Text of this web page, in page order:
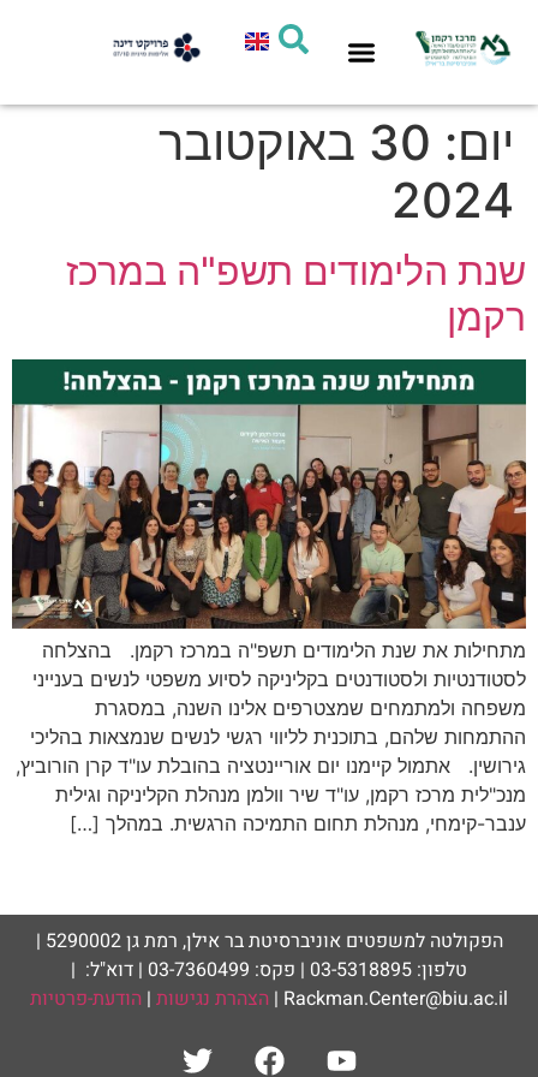
יום:
30 באוקטובר
2024
שנת הלימודים תשפ"ה במרכז
רקמן
מתחילות את שנת הלימודים תשפ"ה במרכז רקמן. בהצלחה
לסטודנטיות ולסטודנטים בקליניקה לסיוע משפטי לנשים בענייני
משפחה ולמתמחים שמצטרפים אלינו השנה, במסגרת
ההתמחות שלהם, בתוכנית לליווי רגשי לנשים שנמצאות בהליכי
גירושין. אתמול קיימנו יום אוריינטציה בהובלת עו"ד קרן הורוביץ,
מנכ"לית מרכז רקמן, עו"ד שיר וולמן מנהלת הקליניקה וגילית
ענבר-קימחי, מנהלת תחום התמיכה הרגשית. במהלך […]
הפקולטה למשפטים אוניברסיטת בר אילן, רמת גן 5290002 |
טלפון: 03-5318895 | פקס: 03-7360499 | דוא"ל: |
Rackman.Center@biu.ac.il | הצהרת נגישות | הודעת-פרטיות